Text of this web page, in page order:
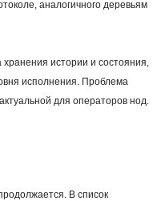
аналогичного деревьям
истории и состояния,
исполнения. Проблема
для операторов нод.
В список